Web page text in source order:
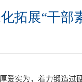
拓展“干部
爱实为，着力锻造过